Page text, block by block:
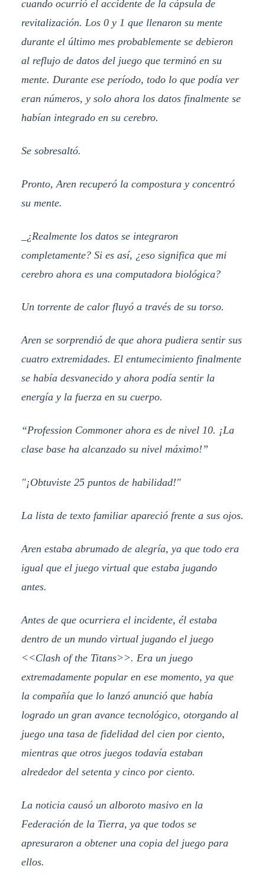
cuando ocurrió el accidente de la cápsula de
revitalización. Los 0 y 1 que llenaron su mente
durante el último mes probablemente se debieron
al reflujo de datos del juego que terminó en su
mente. Durante ese período, todo lo que podía ver
eran números, y solo ahora los datos finalmente se
habían integrado en su cerebro.
Se sobresaltó.
Pronto, Aren recuperó la compostura y concentró
su mente.
_¿Realmente los datos se integraron
completamente? Si es así, ¿eso significa que mi
cerebro ahora es una computadora biológica?
Un torrente de calor fluyó a través de su torso.
Aren se sorprendió de que ahora pudiera sentir sus
cuatro extremidades. El entumecimiento finalmente
se había desvanecido y ahora podía sentir la
energía y la fuerza en su cuerpo.
“Profession Commoner ahora es de nivel 10. ¡La
clase base ha alcanzado su nivel máximo!”
"¡Obtuviste 25 puntos de habilidad!"
La lista de texto familiar apareció frente a sus ojos.
Aren estaba abrumado de alegría, ya que todo era
igual que el juego virtual que estaba jugando
antes.
Antes de que ocurriera el incidente, él estaba
dentro de un mundo virtual jugando el juego
<<Clash of the Titans>>. Era un juego
extremadamente popular en ese momento, ya que
la compañía que lo lanzó anunció que había
logrado un gran avance tecnológico, otorgando al
juego una tasa de fidelidad del cien por ciento,
mientras que otros juegos todavía estaban
alrededor del setenta y cinco por ciento.
La noticia causó un alboroto masivo en la
Federación de la Tierra, ya que todos se
apresuraron a obtener una copia del juego para
ellos.